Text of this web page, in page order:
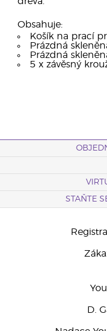
Obsahuje:
Košík na prací
Prázdná
Prázdná
5 x závěsný
STAŇTE
D.